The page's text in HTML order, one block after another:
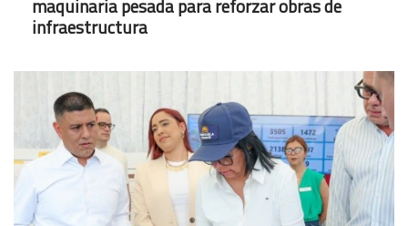
maquinaria pesada para reforzar obras de
infraestructura